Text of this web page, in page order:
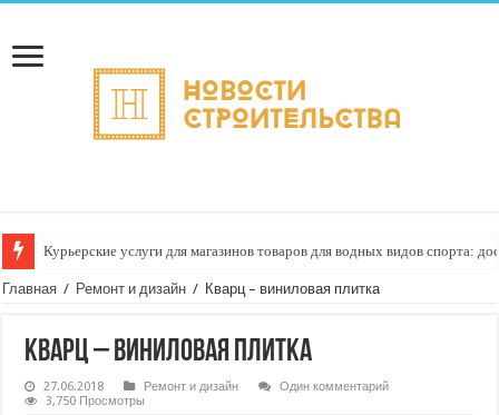
Курьерские услуги для магазинов товаров для водных видов спорта:
Главная / Ремонт и дизайн / Кварц – виниловая плитка
Кварц – виниловая плитка
27.06.2018 Ремонт и дизайн
Один комментарий
3,750 Просмотры